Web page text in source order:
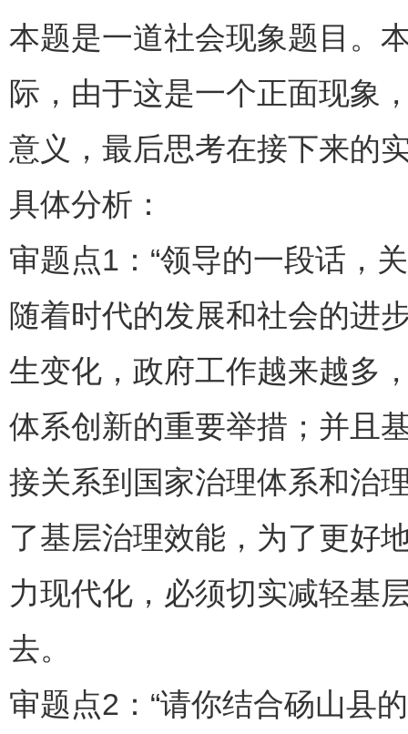
本题是一道社会现象题目。
际，由于这是一个正面现象
意义，最后思考在接下来的
具体分析：
审题点1：“领导的一段话，
随着时代的发展和社会的进
生变化，政府工作越来越多
体系创新的重要举措；并且
接关系到国家治理体系和治
了基层治理效能，为了更好
力现代化，必须切实减轻基
去。
审题点2：“请你结合砀山县